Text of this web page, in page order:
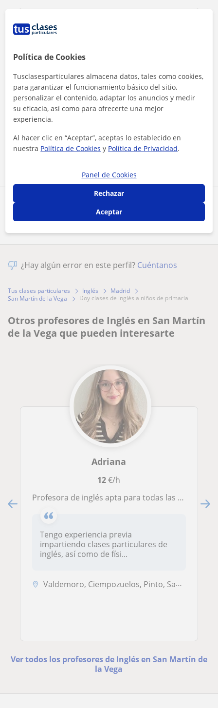
Comparte a este profesor
Al hacer clic, aceptas nuestro
Contactar ahora
¿Hay algún error en este perfil? Cuéntanos
Tus clases particulares Inglés
Madrid
San Martín de la Vega
doy clases de inglés a niños de primaria
Otros profesores de Inglés en San Martín
de la Vega que pueden interesarte
Adriana
12€/h
Profesora de inglés apta para todas las edades y niveles, y cualquier materia cursada a nivel primaria y ESO.
Tengo experiencia previa
impartiendo clases particulares de
inglés, así como de físi...
Valdemoro, Ciempozuelos, Pinto, San Martín de la Vega
Ver todos los profesores de Inglés en San Martín de
la Vega
Política de Cookies
Tusclasesparticulares almacena datos, tales como cookies,
para garantizar el funcionamiento básico del sitio,
personalizar el contenido, adaptar los anuncios y medir
su eficacia, así como para ofrecerte una mejor
experiencia.
Al hacer clic en “Aceptar”, aceptas lo establecido en
nuestra Política de Cookies y Política de Privacidad.
Panel de Cookies
Rechazar
Aceptar